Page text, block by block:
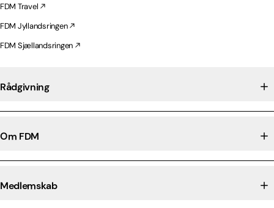
FDM Travel
FDM Jyllandsringen
FDM Sjællandsringen
Rådgivning
Om FDM
Medlemskab